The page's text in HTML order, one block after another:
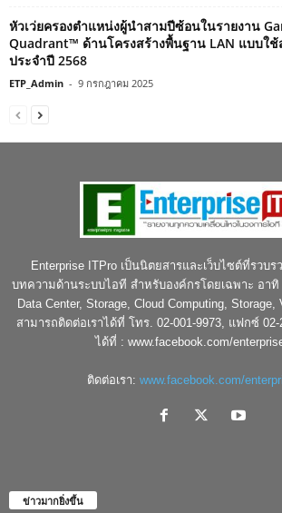
หัวเว่ยครองตำแหน่งผู้นำสามปีซ้อนในรายงาน
Quadrant™ ด้านโครงสร้างพื้นฐาน LAN แบบใช้
ประจำปี 2568
ETP_Admin - 9 กรกฎาคม 2025
Enterprise ITPro เป็นนิตยสารและเว็บไซต์ที่รวบ
บทความด้านระบบไอที สำหรับองค์กรโดยเฉพาะ อาทิ
Data Center, Storage, Cloud Computing,
สามารถติดต่อเราได้ที่ โทร. 02-001-9973, แฟกซ์
ได้ที่ : www.facebook.com/
ติดต่อเรา: www.facebook.com/
ข่าวมากยิ่งขึ้น